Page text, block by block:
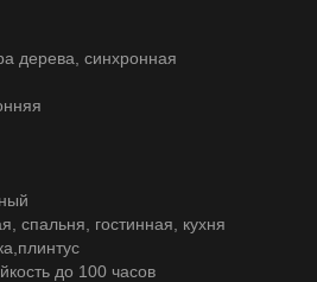
дерева, синхронная
спальня, гостинная, кухня
до 100 часов